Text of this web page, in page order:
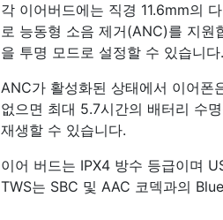
각 이어버드에는 직경 11.6mm의
로 능동형 소음 제거(ANC)를 지원
을 투명 모드로 설정할 수 있습니다.
ANC가 활성화된 상태에서 이어폰
없으면 최대 5.7시간의 배터리 수
재생할 수 있습니다.
이어 버드는 IPX4 방수 등급이며
TWS는 SBC 및 AAC 코덱과의